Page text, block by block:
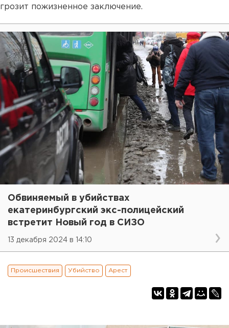
грозит пожизненное заключение.
Обвиняемый в убийствах
екатеринбургский экс-полицейский
встретит Новый год в СИЗО
13 декабря 2024 в 14:10
Происшествия Убийство Арест